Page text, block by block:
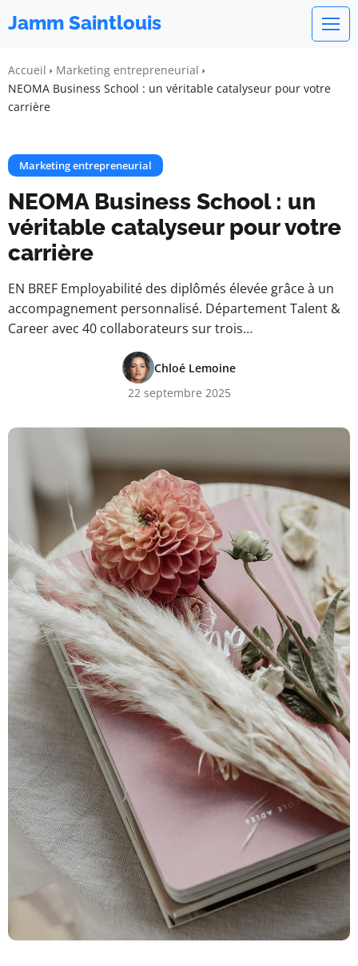
Jamm Saintlouis
Accueil
Marketing entrepreneurial
NEOMA Business School : un véritable catalyseur pour votre
carrière
Marketing entrepreneurial
NEOMA Business School : un
véritable catalyseur pour votre
carrière
EN BREF Employabilité des diplômés élevée grâce à un
accompagnement personnalisé. Département Talent &
Career avec 40 collaborateurs sur trois…
Chloé Lemoine
22 septembre 2025